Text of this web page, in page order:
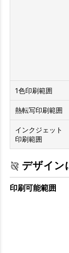
1色印刷範囲
熱転写印刷範囲
インクジェット
印刷範囲
デザイン
印刷可能範囲